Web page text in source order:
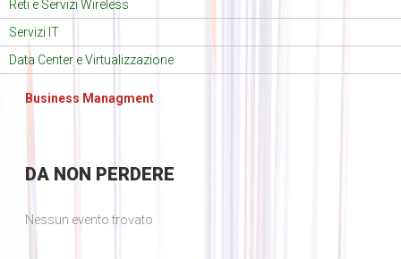
Reti e Servizi Wireless
Servizi IT
Data Center e Virtualizzazione
Business Managment
DANON PERDERE
Nessun evento trovato